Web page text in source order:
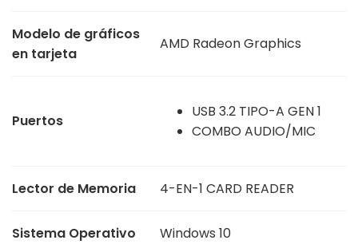
Modelo de gráficos
en tarjeta
AMD Radeon Graphics
Puertos
USB 3.2 TIPO-A GEN 1
COMBO AUDIO/MIC
Lector de Memoria 4-EN-1 CARD READER
Sistema Operativo Windows 10